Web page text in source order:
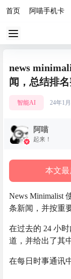
首页 阿喵手机卡
news
闻，总结排
智能AI 24年1
阿喵
起来！
本文最
News Minimalist
条新闻，并按重
在过去的 24 小
道，并给出了其
在每日时事通讯